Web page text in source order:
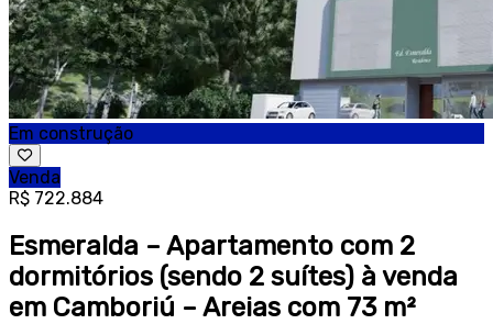
Em construção
Venda
R$ 722.884
Esmeralda – Apartamento com 2
dormitórios (sendo 2 suítes) à venda
em Camboriú – Areias com 73 m²